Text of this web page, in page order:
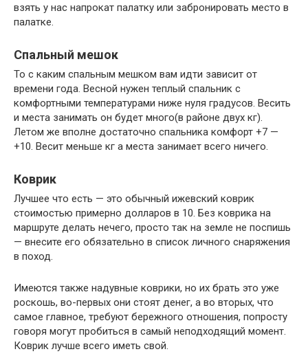
взять у нас напрокат палатку или забронировать место в
палатке.
Спальный мешок
То с каким спальным мешком вам идти зависит от
времени года. Весной нужен теплый спальник с
комфортными температурами ниже нуля градусов. Весить
и места занимать он будет много(в районе двух кг).
Летом же вполне достаточно спальника комфорт +7 —
+10. Весит меньше кг а места занимает всего ничего.
Коврик
Лучшее что есть — это обычный ижевский коврик
стоимостью примерно долларов в 10. Без коврика на
маршруте делать нечего, просто так на земле не поспишь
— внесите его обязательно в список личного снаряжения
в поход.
Имеются также надувные коврики, но их брать это уже
роскошь, во-первых они стоят денег, а во вторых, что
самое главное, требуют бережного отношения, попросту
говоря могут пробиться в самый неподходящий момент.
Коврик лучше всего иметь свой.